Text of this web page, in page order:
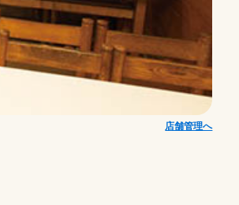
店舗管理へ